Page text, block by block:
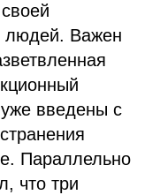
людей. Важен
введены с
Параллельно
что три